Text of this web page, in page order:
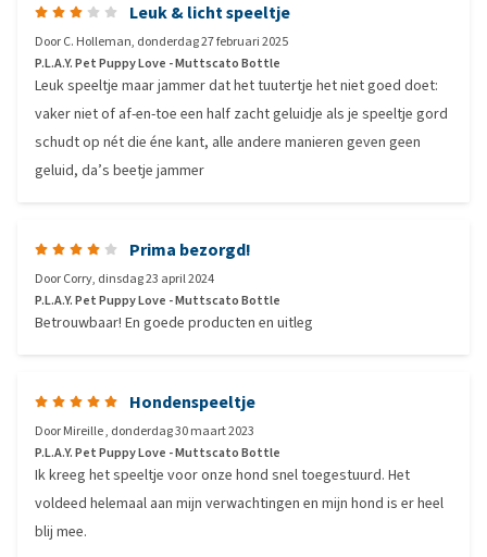
Leuk & licht speeltje
DoorC. Holleman, donderdag 27 februari 2025
P.L.A.Y. Pet Puppy Love - Muttscato Bottle
Leuk speeltje maar jammer dat het tuutertje het niet goed doet:
vaker niet of af-en-toe een half zacht geluidje als je speeltje gord
schudt op nét die éne kant, alle andere manieren geven geen
geluid, da’s beetje jammer
Prima bezorgd!
DoorCorry, dinsdag 23 april 2024
P.L.A.Y. Pet Puppy Love - Muttscato Bottle
Betrouwbaar! En goede producten en uitleg
Hondenspeeltje
DoorMireille, donderdag 30 maart 2023
P.L.A.Y. Pet Puppy Love - Muttscato Bottle
Ik kreeg het speeltje voor onze hond snel toegestuurd. Het
voldeed helemaal aan mijn verwachtingen en mijn hond is er heel
blij mee.